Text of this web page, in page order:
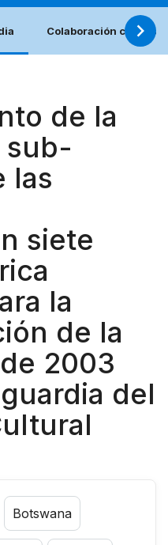
Colaboración con los
de la
sub-
las
siete
la
de la
2003
del
Botswana